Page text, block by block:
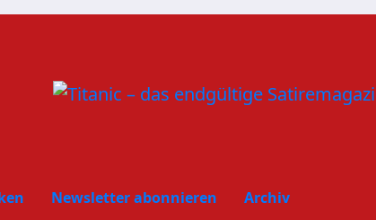
Newsletter abonnieren Archiv